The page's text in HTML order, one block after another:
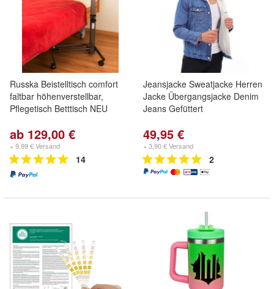
Russka Beistelltisch comfort
faltbar höhenverstellbar,
Pflegetisch Betttisch NEU
ab 129,00 €
+ 9,99 € Versand
14
Jeansjacke Sweatjacke Herren
Jacke Übergangsjacke Denim
Jeans Gefüttert
49,95 €
+ 3,90 € Versand
2